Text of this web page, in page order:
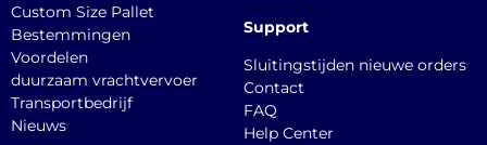
Custom Size Pallet
Bestemmingen
Voordelen
duurzaam vrachtvervoer
Transportbedrijf
Nieuws
Support
Sluitingstijden nieuwe orders
Contact
FAQ
Help Center